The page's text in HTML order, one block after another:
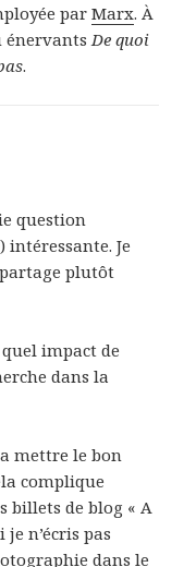
parMarx. À
énervantsDe quoi
.
question
intéressante. Je
plutôt
impact de
dans la
mettre le bon
complique
billets de blog « A
n’écris pas
dans le